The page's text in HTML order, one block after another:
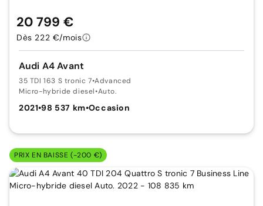
Audi A4 Avant
35 TDI 163 S tronic 7•Advanced
Micro-hybride diesel•Auto.
2021•98 537 km•Occasion
20 799 €
Dès 222 €/mois
PRIX EN BAISSE (-200 €)